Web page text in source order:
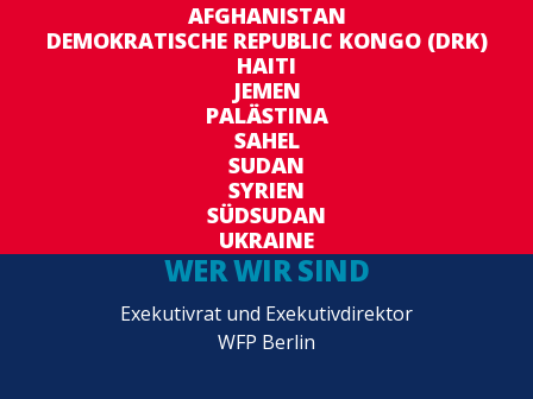
AFGHANISTAN
DEMOKRATISCHE REPUBLIC KONGO (DRK)
HAITI
JEMEN
PALÄSTINA
SAHEL
SUDAN
SYRIEN
SÜDSUDAN
UKRAINE
WER WIR SIND
Exekutivrat und Exekutivdirektor
WFP Berlin